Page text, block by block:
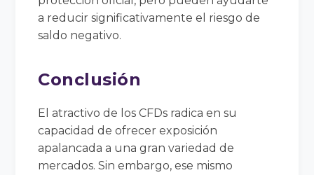
a reducir significativamente el riesgo de
saldo negativo.
Conclusión
El atractivo de los CFDs radica en su
capacidad de ofrecer exposición
apalancada a una gran variedad de
mercados. Sin embargo, ese mismo